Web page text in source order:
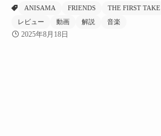
ANISAMA FRIENDS THE FIRST TAKE
レビュー
動画 解説 音楽
2025年8月18日